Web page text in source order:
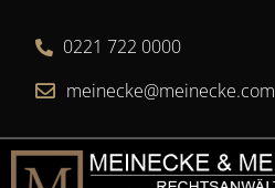
0221 722 0000
meinecke@meinecke.com